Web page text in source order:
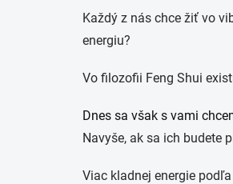
Každý z nás chce žiť vo
energiu?
Vo filozofii Feng Shui
Dnes sa však s vami
Navyše, ak sa ich budete
Viac kladnej energie